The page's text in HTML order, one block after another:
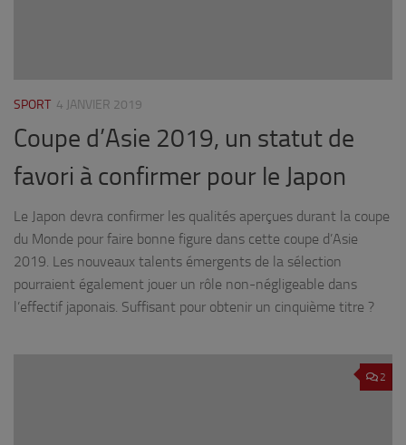
SPORT 4 JANVIER 2019
Coupe d’Asie 2019, un statut de
favori à confirmer pour le Japon
Le Japon devra confirmer les qualités aperçues durant la coupe
du Monde pour faire bonne figure dans cette coupe d’Asie
2019. Les nouveaux talents émergents de la sélection
pourraient également jouer un rôle non-négligeable dans
l’effectif japonais. Suffisant pour obtenir un cinquième titre ?
2